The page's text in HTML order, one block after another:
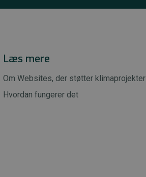
Læs mere
Om Websites, der støtter klimaprojekter
Hvordan fungerer det